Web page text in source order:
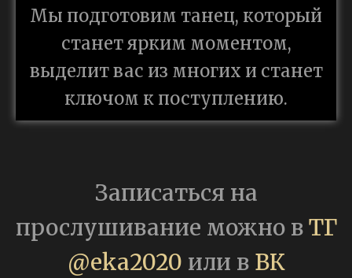
Мы подготовим танец, который
станет ярким моментом,
выделит вас из многих и станет
ключом к поступлению.
Записаться на
прослушивание можно вТГ
@eka2020 или в ВК